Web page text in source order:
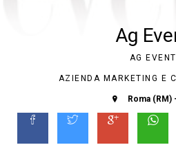
Ag
AG EVENTI
AZIENDA MARKETING E
Roma (RM)